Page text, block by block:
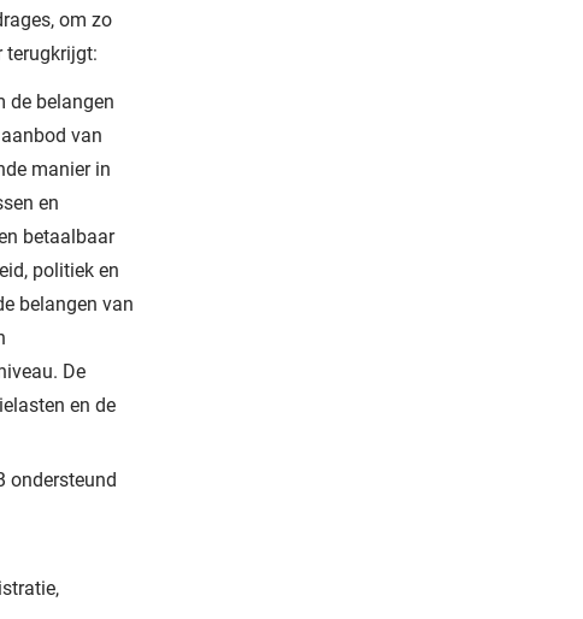
om zo
terugkrijgt:
de belangen
van
manier in
en
betaalbaar
politiek en
belangen van
De
en de
ondersteund